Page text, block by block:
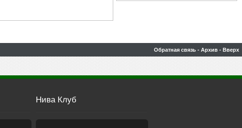
Обратная связь - Архив - Вверх
Нива Клуб